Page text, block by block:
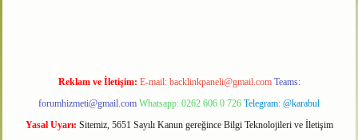
Reklam ve İletişim: E-mail: backlinkpaneli@gmail.com Teams:
forumhizmeti@gmail.com Whatsapp: 0262 606 0 726 Telegram: @karabul
Yasal Uyarı: Sitemiz, 5651 Sayılı Kanun gereğince Bilgi Teknolojileri ve İletişim